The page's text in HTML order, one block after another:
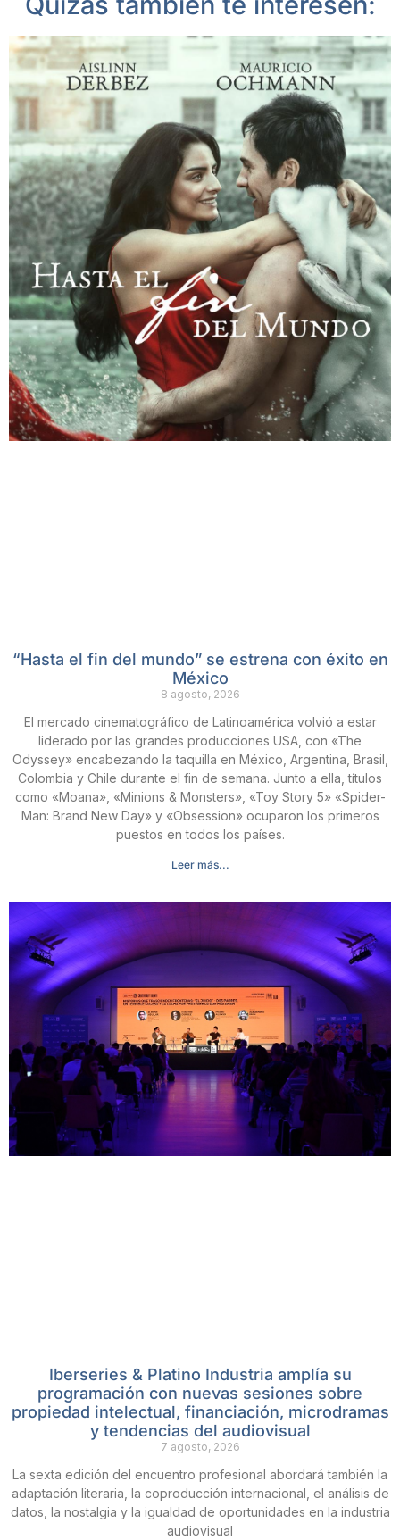
“Hasta el fin del mundo” se estrena con éxito en
México
8 agosto, 2026
El mercado cinematográfico de Latinoamérica volvió a estar
liderado por las grandes producciones USA, con «The
Odyssey» encabezando la taquilla en México, Argentina, Brasil,
Colombia y Chile durante el fin de semana. Junto a ella, títulos
como «Moana», «Minions & Monsters», «Toy Story 5» «Spider-
Man: Brand New Day» y «Obsession» ocuparon los primeros
puestos en todos los países.
Leer más...
Iberseries & Platino Industria amplía su
programación con nuevas sesiones sobre
propiedad intelectual, financiación, microdramas
y tendencias del audiovisual
7 agosto, 2026
La sexta edición del encuentro profesional abordará también la
adaptación literaria, la coproducción internacional, el análisis de
datos, la nostalgia y la igualdad de oportunidades en la industria
audiovisual